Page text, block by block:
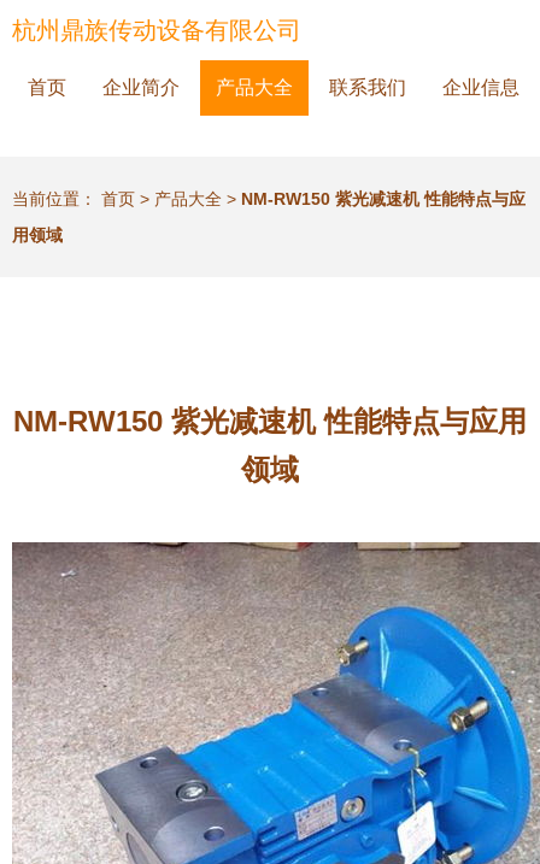
杭州鼎族传动设备有限公司
首页 企业简介 产品大全 联系我们 企业信息
当前位置： 首页 > 产品大全 > NM-RW150 紫光减速机 性能特点与应
用领域
NM-RW150 紫光减速机 性能特点与应用
领域